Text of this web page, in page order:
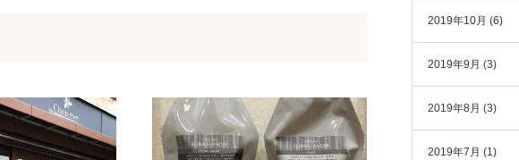
2019年10月 (6)
2019年9月 (3)
2019年8月 (3)
2019年7月 (1)